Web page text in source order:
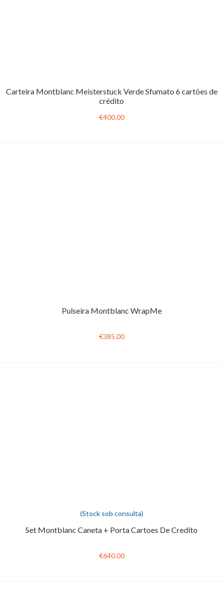
Carteira Montblanc Meisterstuck Verde Sfumato 6 cartões de
crédito
€400.00
Pulseira Montblanc WrapMe
€385.00
(Stock sob consulta)
Set Montblanc Caneta + Porta Cartoes De Credito
€640.00